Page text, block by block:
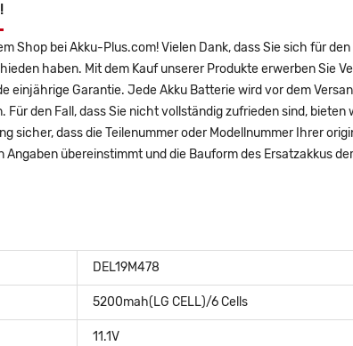
Shop bei Akku-Plus.com! Vielen Dank, dass Sie sich für
haben. Mit dem Kauf unserer Produkte erwerben Sie
einjährige Garantie. Jede Akku Batterie wird vor dem
Für den Fall, dass Sie nicht vollständig zufrieden sind,
sicher, dass die Teilenummer oder Modellnummer Ihrer
übereinstimmt und die Bauform des Ersatzakkus
DEL19M478
5200mah(LG CELL)/6 Cells
11.1V